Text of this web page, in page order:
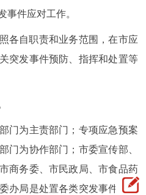
事件应对工作。
自职责和业务范围，在市应
突发事件预防、指挥和处置等
为主责部门；专项应急预案
门为协作部门；市委宣传部、
商务委、市民政局、市食品药
办局是处置各类突发事件的保